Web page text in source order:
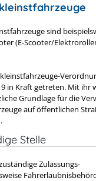
sind
(E-Scooter/
in Kraft getreten. Mit ihr
Grundlage für die
auf öffentlichen
Stelle
Zulassungs-